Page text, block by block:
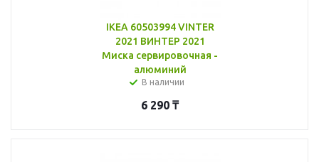
IKEA 60503994 VINTER
2021 ВИНТЕР 2021
Миска сервировочная -
алюминий
В наличии
6 290 ₸